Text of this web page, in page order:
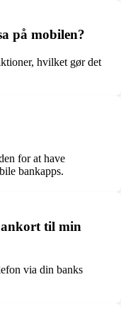
på mobilen?
hvilket gør det
for at have
bankapps.
til min
via din banks